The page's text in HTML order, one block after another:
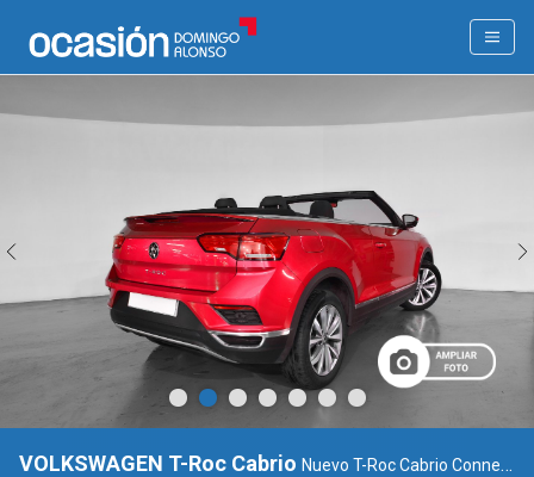
VOLKSWAGEN T-Roc Cabrio Nuevo T-Roc Cabrio Connect 1.0 TSI 81 kW (110CV) 6G (AC73CX22)